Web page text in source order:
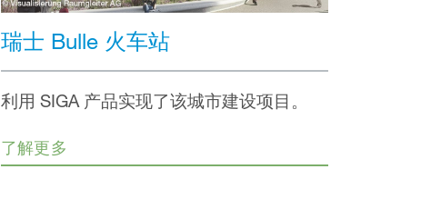
瑞士 Bulle 火车站
利用 SIGA 产品实现了该城市建设项目。
了解更多